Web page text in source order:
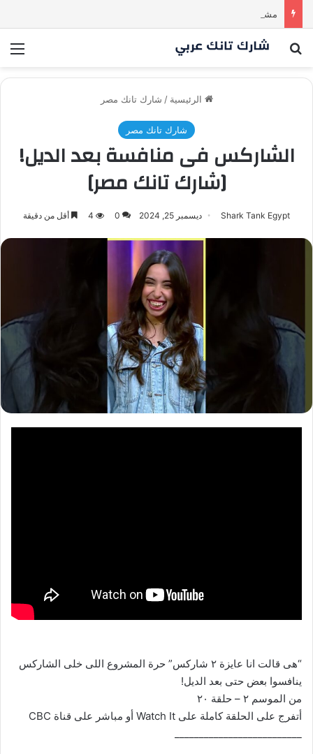
بحث عن
الرئيسية / شارك تانك مصر
شارك تانك مصر
الشاركس فى منافسة بعد الديل!
[شارك تانك مصر]
Shark Tank Egypt ديسمبر 25, 2024 0
4 أقل من دقيقة
“هى قالت انا عايزة ٢ شاركس” حرة المشروع اللى خلى الشاركس
ينافسوا بعض حتى بعد الديل!
من الموسم ٢ – حلقة ٢٠
أتفرج على الحلقة كاملة على Watch It أو مباشر على قناة CBC